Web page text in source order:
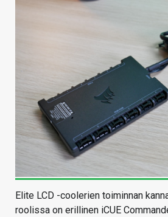
Elite LCD -coolerien toiminnan
roolissa on erillinen iCUE